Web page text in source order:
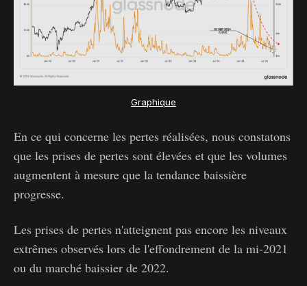
Graphique
En ce qui concerne les pertes réalisées, nous constatons
que les prises de pertes sont élevées et que les volumes
augmentent à mesure que la tendance baissière
progresse.
Les prises de pertes n'atteignent pas encore les niveaux
extrêmes observés lors de l'effondrement de la mi-2021
ou du marché baissier de 2022.